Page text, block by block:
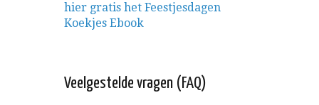
hier gratis het Feestjesdagen
Koekjes Ebook
Veelgestelde vragen (FAQ)